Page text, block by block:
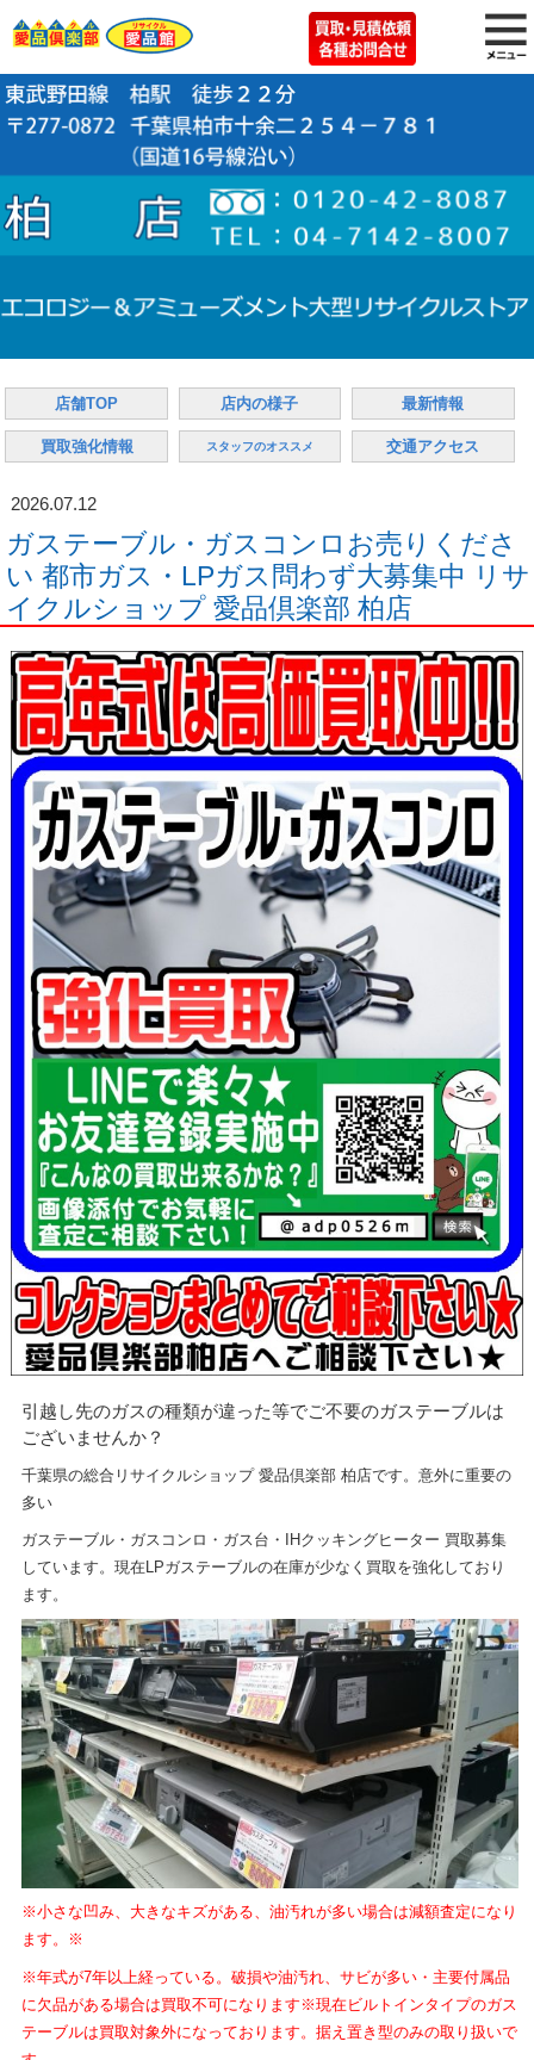
店舗TOP 店内の様子 最新情報
買取強化情報 スタッフのオススメ 交通アクセス
2026.07.12
ガステーブル・ガスコンロお売りくださ
い 都市ガス・LPガス問わず大募集中 リサ
イクルショップ 愛品倶楽部 柏店
引越し先のガスの種類が違った等でご不要のガステーブルは
ございませんか？
千葉県の総合リサイクルショップ 愛品倶楽部 柏店です。意外に重要の
多い
ガステーブル・ガスコンロ・ガス台・IHクッキングヒーター 買取募集
しています。現在LPガステーブルの在庫が少なく買取を強化しており
ます。
※小さな凹み、大きなキズがある、油汚れが多い場合は減額査定になり
ます。※
※年式が7年以上経っている。破損や油汚れ、サビが多い・主要付属品
に欠品がある場合は買取不可になります※現在ビルトインタイプのガス
テーブルは買取対象外になっております。据え置き型のみの取り扱いで